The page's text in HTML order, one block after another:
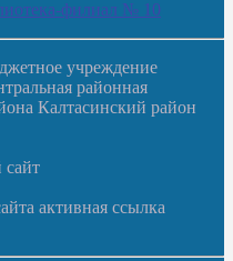
филиал № 10
учреждение
районная
Калтасинский район
активная ссылка